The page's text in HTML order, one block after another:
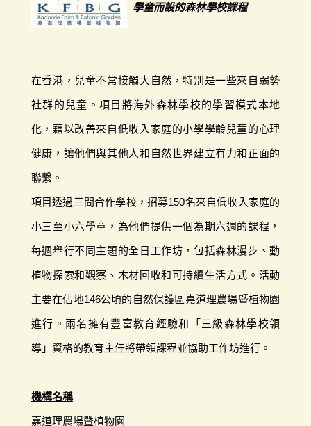
學童而設的森林學校課程
在香港，兒童不常接觸大自然，特別是一些來自弱勢
社群的兒童。項目將海外森林學校的學習模式本地
化，藉以改善來自低收入家庭的小學學齡兒童的心理
健康，讓他們與其他人和自然世界建立有力和正面的
聯繫。
項目透過三間合作學校，招募150名來自低收入家庭的
小三至小六學童，為他們提供一個為期六週的課程，
每週舉行不同主題的全日工作坊，包括森林漫步、動
植物探索和觀察、木材回收和可持續生活方式。活動
主要在佔地146公頃的自然保護區嘉道理農場暨植物園
進行。兩名擁有豐富教育經驗和「三級森林學校領
導」資格的教育主任將帶領課程並協助工作坊進行。
機構名稱
嘉道理農場暨植物園